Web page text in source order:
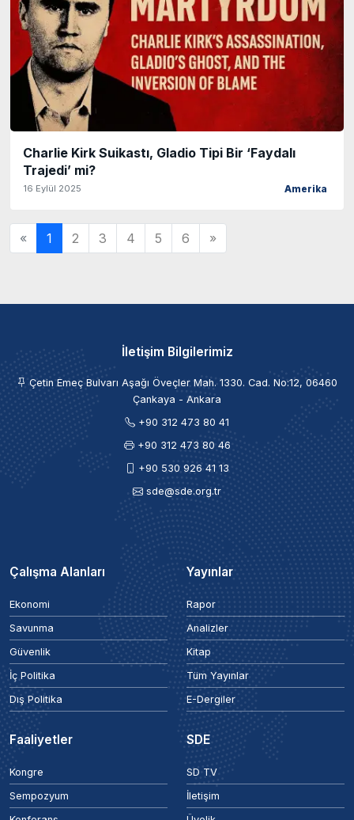
Charlie Kirk Suikastı, Gladio Tipi Bir ‘Faydalı
Trajedi’ mi?
16 Eylül 2025 Amerika
« 1 2 3 4 5 6 »
İletişim Bilgilerimiz
Çetin Emeç Bulvarı Aşağı Öveçler Mah. 1330. Cad. No:12, 06460
Çankaya - Ankara
+90 312 473 80 41
+90 312 473 80 46
+90 530 926 41 13
sde@sde.org.tr
Çalışma Alanları
Ekonomi
Savunma
Güvenlik
İç Politika
Dış Politika
Yayınlar
Rapor
Analizler
Kitap
Tüm Yayınlar
E-Dergiler
Faaliyetler
Kongre
Sempozyum
SDE
SD TV
İletişim